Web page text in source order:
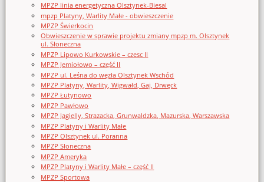
MPZP linia energetyczna Olsztynek-Biesal
mpzp Platyny, Warlity Małe - obwieszczenie
MPZP Świerkocin
Obwieszczenie w sprawie projektu zmiany mpzp m. Olsztynek
ul. Słoneczna
MPZP Lipowo Kurkowskie – czesc II
MPZP Jemiołowo – część II
MPZP ul. Leśna do węzła Olsztynek Wschód
MPZP Platyny, Warlity, Wigwałd, Gaj, Drwęck
MPZP Łutynowo
MPZP Pawłowo
MPZP Jagielly, Strazacka, Grunwaldzka, Mazurska, Warszawska
MPZP Platyny i Warlity Małe
MPZP Olsztynek ul. Poranna
MPZP Słoneczna
MPZP Ameryka
MPZP Platyny i Warlity Małe – część II
MPZP Sportowa